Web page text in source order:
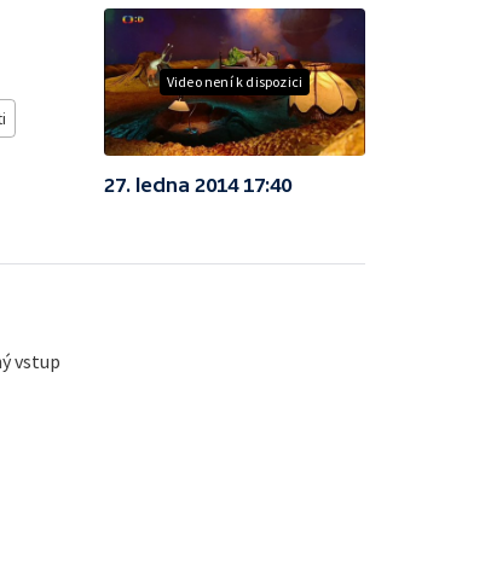
Video není k dispozici
27. ledna 2014 17:40
vstup